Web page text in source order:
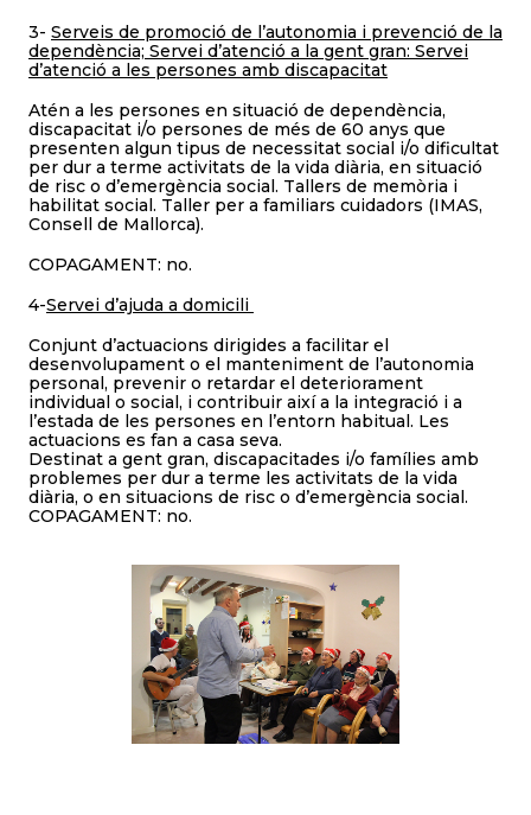
3- Serveis de promoció de l’autonomia i prevenció de la
dependència; Servei d’atenció a la gent gran: Servei
d’atenció a les persones amb discapacitat
Atén a les persones en situació de dependència,
discapacitat i/o persones de més de 60 anys que
presenten algun tipus de necessitat social i/o dificultat
per dur a terme activitats de la vida diària, en situació
de risc o d’emergència social. Tallers de memòria i
habilitat social. Taller per a familiars cuidadors (IMAS,
Consell de Mallorca).
COPAGAMENT: no.
4-Servei d’ajuda a domicili
Conjunt d’actuacions dirigides a facilitar el
desenvolupament o el manteniment de l’autonomia
personal, prevenir o retardar el deteriorament
individual o social, i contribuir així a la integració i a
l’estada de les persones en l’entorn habitual. Les
actuacions es fan a casa seva.
Destinat a gent gran, discapacitades i/o famílies amb
problemes per dur a terme les activitats de la vida
diària, o en situacions de risc o d’emergència social.
COPAGAMENT: no.